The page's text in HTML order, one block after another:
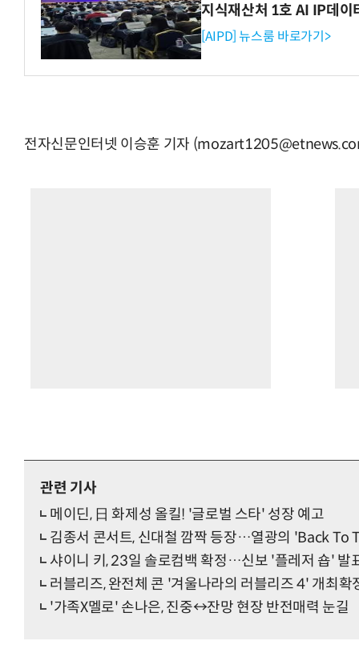
지식재산처 1호 AI IP데이
[AIPD] 뉴스룸 바로가기>
전자신문인터넷 이승훈 기자
관련 기사
메이딘, 日 화제성 올킬! '글로벌 스타' 성장 예고
김종서 콘서트, 신대철 깜짝 등장…열광의 'Back To
샤이니 키, 23일 솔로컴백 확정…신보 '플레저 숍' 발
러블리즈, 완전체 콘 '겨울나라의 러블리즈 4' 개최
'가족X멜로' 손나은, 진중↔잔망 현장 반전매력 눈길